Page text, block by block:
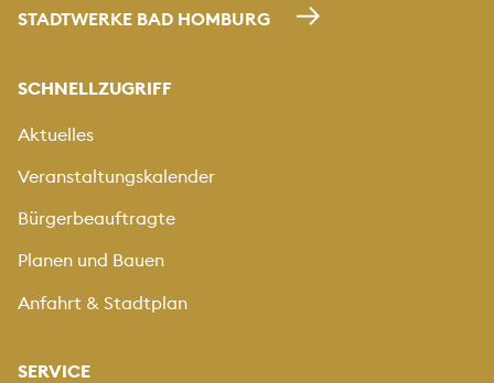
STADTWERKE BAD HOMBURG
SCHNELLZUGRIFF
Aktuelles
Veranstaltungskalender
Bürgerbeauftragte
Planen und Bauen
Anfahrt & Stadtplan
SERVICE